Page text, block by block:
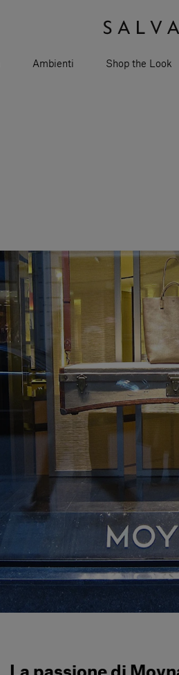
Ambienti Shop the Look